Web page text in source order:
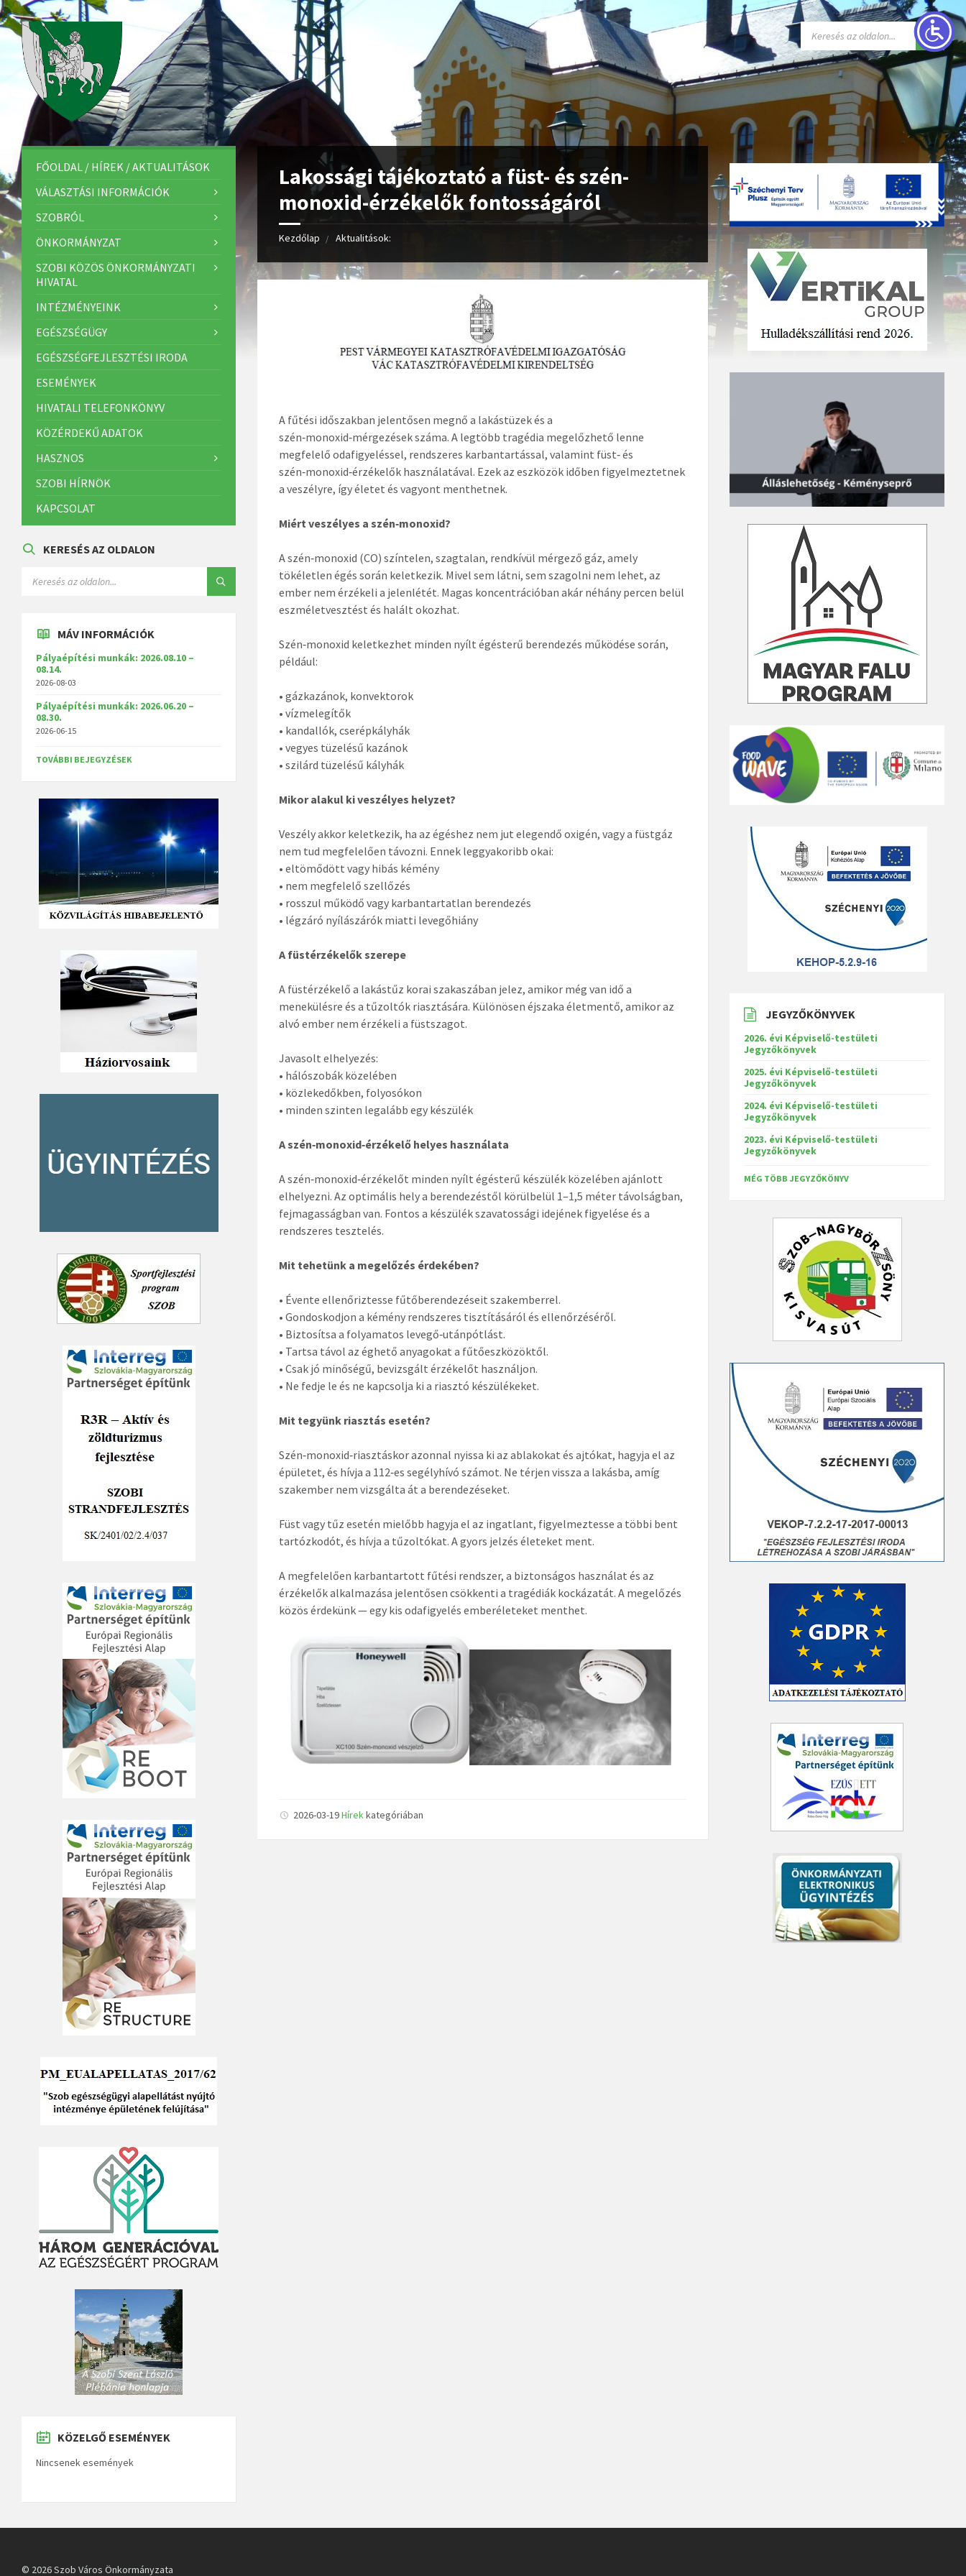
Lakossági tájékoztató a füst- és szén-
monoxid-érzékelők fontosságáról
Kezdőlap Aktualitások:
A fűtési időszakban jelentősen megnő a lakástüzek és a
szén‑monoxid‑mérgezések száma. A legtöbb tragédia megelőzhető lenne
megfelelő odafigyeléssel, rendszeres karbantartással, valamint füst‑ és
szén‑monoxid‑érzékelők használatával. Ezek az eszközök időben figyelmeztetnek
a veszélyre, így életet és vagyont menthetnek.
Miért veszélyes a szén‑monoxid?
A szén‑monoxid (CO) színtelen, szagtalan, rendkívül mérgező gáz, amely
tökéletlen égés során keletkezik. Mivel sem látni, sem szagolni nem lehet, az
ember nem érzékeli a jelenlétét. Magas koncentrációban akár néhány percen belül
eszméletvesztést és halált okozhat.
Szén‑monoxid keletkezhet minden nyílt égésterű berendezés működése során,
például:
• gázkazánok, konvektorok
• vízmelegítők
• kandallók, cserépkályhák
• vegyes tüzelésű kazánok
• szilárd tüzelésű kályhák
Mikor alakul ki veszélyes helyzet?
Veszély akkor keletkezik, ha az égéshez nem jut elegendő oxigén, vagy a füstgáz
nem tud megfelelően távozni. Ennek leggyakoribb okai:
• eltömődött vagy hibás kémény
• nem megfelelő szellőzés
• rosszul működő vagy karbantartatlan berendezés
• légzáró nyílászárók miatti levegőhiány
A füstérzékelők szerepe
A füstérzékelő a lakástűz korai szakaszában jelez, amikor még van idő a
menekülésre és a tűzoltók riasztására. Különösen éjszaka életmentő, amikor az
alvó ember nem érzékeli a füstszagot.
Javasolt elhelyezés:
• hálószobák közelében
• közlekedőkben, folyosókon
• minden szinten legalább egy készülék
A szén‑monoxid‑érzékelő helyes használata
A szén‑monoxid‑érzékelőt minden nyílt égésterű készülék közelében ajánlott
elhelyezni. Az optimális hely a berendezéstől körülbelül 1–1,5 méter távolságban,
fejmagasságban van. Fontos a készülék szavatossági idejének figyelése és a
rendszeres tesztelés.
Mit tehetünk a megelőzés érdekében?
• Évente ellenőriztesse fűtőberendezéseit szakemberrel.
• Gondoskodjon a kémény rendszeres tisztításáról és ellenőrzéséről.
• Biztosítsa a folyamatos levegő‑utánpótlást.
• Tartsa távol az éghető anyagokat a fűtőeszközöktől.
• Csak jó minőségű, bevizsgált érzékelőt használjon.
• Ne fedje le és ne kapcsolja ki a riasztó készülékeket.
Mit tegyünk riasztás esetén?
Szén‑monoxid‑riasztáskor azonnal nyissa ki az ablakokat és ajtókat, hagyja el az
épületet, és hívja a 112‑es segélyhívó számot. Ne térjen vissza a lakásba, amíg
szakember nem vizsgálta át a berendezéseket.
Füst vagy tűz esetén mielőbb hagyja el az ingatlant, figyelmeztesse a többi bent
tartózkodót, és hívja a tűzoltókat. A gyors jelzés életeket ment.
A megfelelően karbantartott fűtési rendszer, a biztonságos használat és az
érzékelők alkalmazása jelentősen csökkenti a tragédiák kockázatát. A megelőzés
közös érdekünk — egy kis odafigyelés emberéleteket menthet.
2026-03-19Hírek kategóriában
FŐOLDAL / HÍREK / AKTUALITÁSOK
VÁLASZTÁSI INFORMÁCIÓK
SZOBRÓL
ÖNKORMÁNYZAT
SZOBI KÖZÖS ÖNKORMÁNYZATI
HIVATAL
INTÉZMÉNYEINK
EGÉSZSÉGÜGY
EGÉSZSÉGFEJLESZTÉSI IRODA
ESEMÉNYEK
HIVATALI TELEFONKÖNYV
KÖZÉRDEKŰ ADATOK
HASZNOS
SZOBI HÍRNÖK
KAPCSOLAT
KERESÉS AZ OLDALON
MÁV INFORMÁCIÓK
Pályaépítési munkák: 2026.08.10 –
08.14.
2026-08-03
Pályaépítési munkák: 2026.06.20 –
08.30.
2026-06-15
TOVÁBBI BEJEGYZÉSEK
KÖZELGŐ ESEMÉNYEK
Nincsenek események
JEGYZŐKÖNYVEK
2026. évi Képviselő-testületi
Jegyzőkönyvek
2025. évi Képviselő-testületi
Jegyzőkönyvek
2024. évi Képviselő-testületi
Jegyzőkönyvek
2023. évi Képviselő-testületi
Jegyzőkönyvek
MÉG TÖBB JEGYZŐKÖNYV
© 2026 Szob Város Önkormányzata